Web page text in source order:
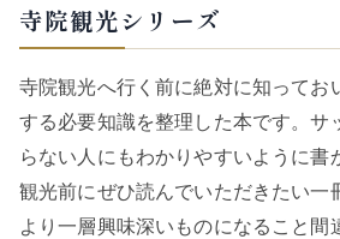
寺院観光シリーズ
寺院観光へ行く前に絶対に知ってお
する必要知識を整理した本です。サ
らない人にもわかりやすいように書
観光前にぜひ読んでいただきたい一
より一層興味深いものになること間